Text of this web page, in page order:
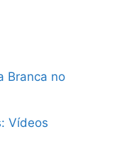
Branca no
Vídeos